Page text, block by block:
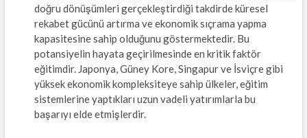
doğru dönüşümleri gerçekleştirdiği takdirde küresel
rekabet gücünü artırma ve ekonomik sıçrama yapma
kapasitesine sahip olduğunu göstermektedir. Bu
potansiyelin hayata geçirilmesinde en kritik faktör
eğitimdir. Japonya, Güney Kore, Singapur ve İsviçre gibi
yüksek ekonomik kompleksiteye sahip ülkeler, eğitim
sistemlerine yaptıkları uzun vadeli yatırımlarla bu
başarıyı elde etmişlerdir.